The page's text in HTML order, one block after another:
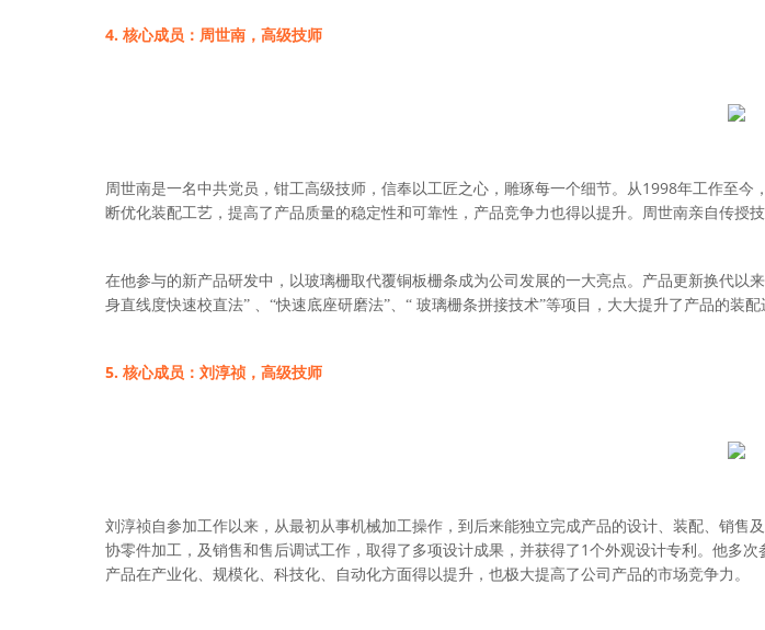
4. 核心成员：周世南，高级技师
周世南是一名中共党员，钳工高级技师，信奉以工匠之心，雕琢每一个细节。从1998年工作至今
断优化装配工艺，提高了产品质量的稳定性和可靠性，产品竞争力也得以提升。周世南亲自传授
在他参与的新产品研发中，以玻璃栅取代覆铜板栅条成为公司发展的一大亮点。产品更新换代以
身直线度快速校直法” 、“快速底座研磨法”、“ 玻璃栅条拼接技术”等项目，大大提升了产品的装配
5. 核心成员：刘淳祯，高级技师
刘淳祯自参加工作以来，从最初从事机械加工操作，到后来能独立完成产品的设计、装配、销
协零件加工，及销售和售后调试工作，取得了多项设计成果，并获得了 1 个外观设计专利。他多次
产品在产业化、规模化、科技化、自动化方面得以提升，也极大提高了公司产品的市场竞争力。